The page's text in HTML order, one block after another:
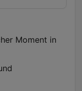
Moment in